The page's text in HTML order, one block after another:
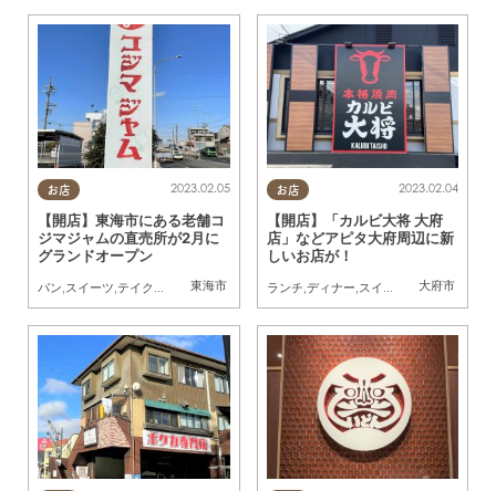
お店
東海市
2023.02.05
【開店】東海市にある老舗コ
ジマジャムの直売所が2月に
グランドオープン
パン スイーツ テイクアウト ,開店
お店
大府市
2023.02.04
【開店】「カルビ大将 大府
店」などアピタ大府周辺に新
しいお店が！
ランチ ディナー スイーツ テイクアウト